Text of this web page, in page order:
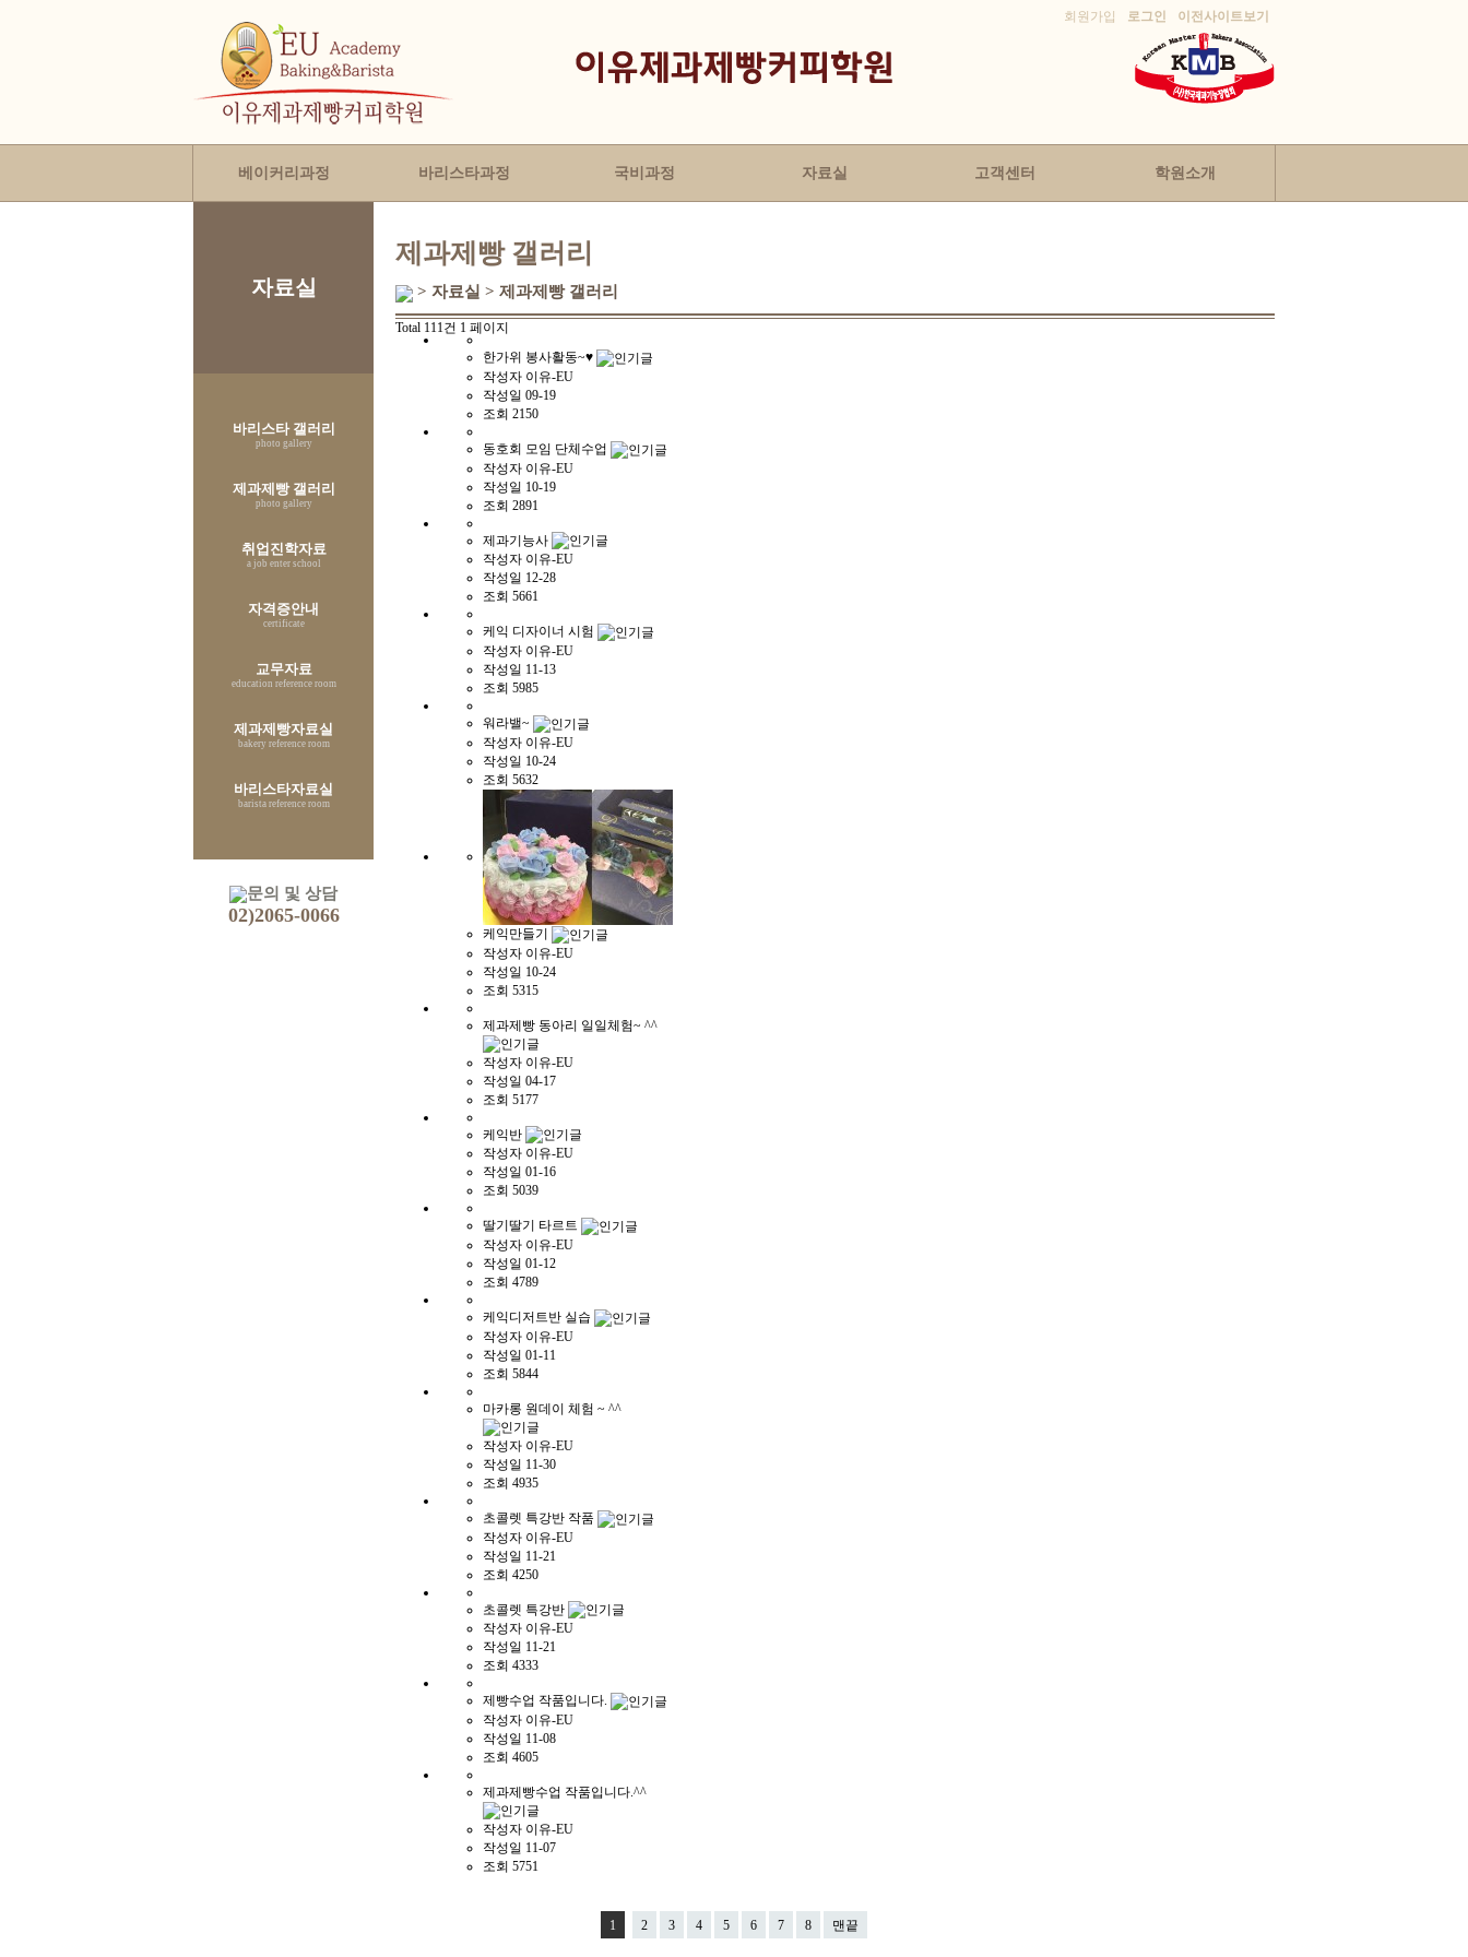
회원가입 로그인 이전사이트보기
베이커리과정 바리스타과정 국비과정 자료실 고객센터 학원소개
자료실
바리스타 갤러리
photo gallery
제과제빵 갤러리
photo gallery
취업진학자료
a job enter school
자격증안내
certificate
교무자료
education reference room
제과제빵자료실
bakery reference room
바리스타자료실
barista reference room
문의 및 상담
02)2065-0066
제과제빵 갤러리
> 자료실 > 제과제빵 갤러리
Total 111건 1 페이지
한가위 봉사활동~♥
작성자 이유-EU
작성일 09-19
조회 2150
동호회 모임 단체수업
작성자 이유-EU
작성일 10-19
조회 2891
제과기능사
작성자 이유-EU
작성일 12-28
조회 5661
케익 디자이너 시험
작성자 이유-EU
작성일 11-13
조회 5985
워라밸~
작성자 이유-EU
작성일 10-24
조회 5632
케익만들기
작성자 이유-EU
작성일 10-24
조회 5315
제과제빵 동아리 일일체험~ ^^
작성자 이유-EU
작성일 04-17
조회 5177
케익반
작성자 이유-EU
작성일 01-16
조회 5039
딸기딸기 타르트
작성자 이유-EU
작성일 01-12
조회 4789
케익디저트반 실습
작성자 이유-EU
작성일 01-11
조회 5844
마카롱 원데이 체험 ~ ^^
작성자 이유-EU
작성일 11-30
조회 4935
초콜렛 특강반 작품
작성자 이유-EU
작성일 11-21
조회 4250
초콜렛 특강반
작성자 이유-EU
작성일 11-21
조회 4333
제빵수업 작품입니다.
작성자 이유-EU
작성일 11-08
조회 4605
제과제빵수업 작품입니다.^^
작성자 이유-EU
작성일 11-07
조회 5751
1 2 3 4 5 6 7 8 맨끝